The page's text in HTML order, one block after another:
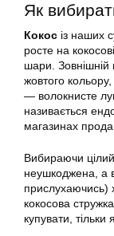
Як
Кокос із наших
росте на
шари. Зовнішній
жовтого
— волокнисте
називається
магазинах
Вибираючи цілий
неушкоджена, а
прислухаючись)
кокосова
купувати,